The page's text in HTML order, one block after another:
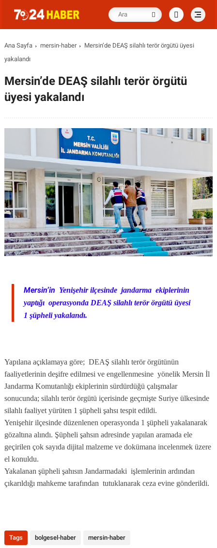
Ana Sayfa mersin-haber
Mersin’de DEAŞ silahlı terör örgütü üyesi
yakalandı
Mersin’de DEAŞ silahlı terör örgütü
üyesi yakalandı
Mersin’in Yenişehir ilçesinde jandarma ekiplerinin
yaptığı operasyonda DEAŞ silahlı terör örgütü üyesi
1 şüpheli yakalandı.
Yapılana açıklamaya göre; DEAŞ silahlı terör örgütünün
faaliyetlerinin deşifre edilmesi ve engellenmesine yönelik Mersin İl
Jandarma Komutanlığı ekiplerinin sürdürdüğü çalışmalar
sonucunda; silahlı terör örgütü içerisinde geçmişte Suriye ülkesinde
silahlı faaliyet yürüten 1 şüpheli şahsı tespit edildi.
Yenişehir ilçesinde düzenlenen operasyonda 1 şüpheli yakalanarak
gözaltına alındı. Şüpheli şahsın adresinde yapılan aramada ele
geçirilen çok sayıda dijital malzeme ve dokümana incelenmek üzere
el konuldu.
Yakalanan şüpheli şahısın Jandarmadaki işlemlerinin ardından
çıkarıldığı mahkeme tarafından tutuklanarak ceza evine gönderildi.
Tags bolgesel-haber mersin-haber